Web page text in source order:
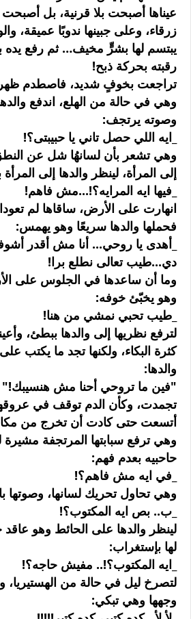
عيناها أصبحت بلا قرنية، بل
زرقاء، وعلى جبينها ندوبًا عميقة،
يبتسم لها بشرٍّ مخيف… ثم رفع يده
رقبته بحركة ذبح!
تراجعت بخوفٍ شديد، فاصطدم
وهي في حالة من الهلع، اندفع
وصوته يرتجف:
_ايه اللي حصل تاني يا حبيبتى؟!
وهي تشعر بأن لسانهُا شل عن
إلى المرأة، لينظر والدها إلى
_فيها ايه المرايه؟!...مش فاهم!
انهارت على الأرض، ساقاها لم
فحملها والدها سريعًا وهو يهمس:
_أهدى يا روحي... أنا مش أقدر
دي...طيب تعالى نطلع برا!
وما أن ساعدها في الجلوس على
وهو يخبّئ خوفه:
_طيب تحبي نمشي من هنا!
لترفع نظريها إلى والدها ببطئ،
كثرة البكاء، ولكنها تجد ما يكتب
والدها:
"فين ما تروحي أحنا مش هنسيبك!"
تجمدت، وكأن الدم توقف في
أتسعت حتى كادت أن تخرج من
وهي ترفع سبابتها المرتجفة مشيرة
حاحبيه بعدم فهم:
_في ايه مش فاهم؟!
وهي تحاول تحريك لسانها، وصوتها
_ب.. بص ايه المكتوب؟!
لينظر والدها على الحائط وهو عاقد
لها بإستغراب:
_ايه المكتوب؟!.. مفيش حاجه؟!
لتصرخ ليل في حالة من
وجهها وهي تبكي: